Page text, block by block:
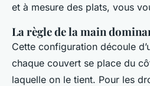
et à mesure des plats, vous
La règle de la main
Cette configuration découle
chaque couvert se place du
laquelle on le tient. Pour les